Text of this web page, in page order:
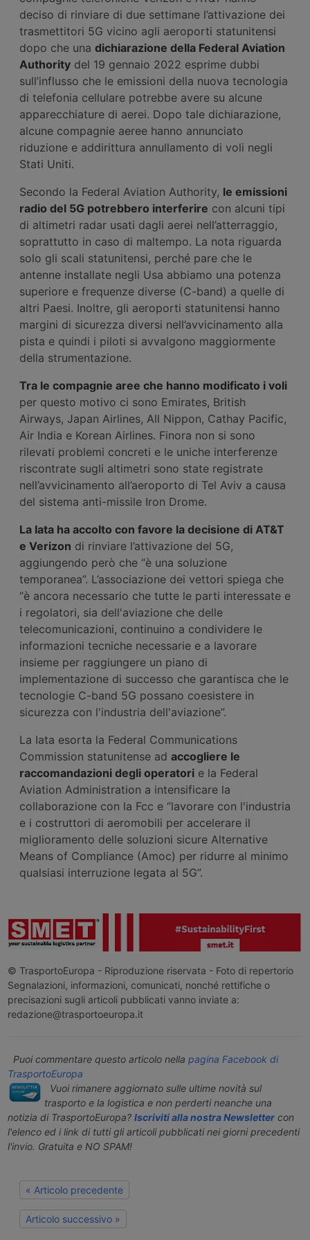
deciso di rinviare di due settimane l’attivazione dei
trasmettitori 5G vicino agli aeroporti statunitensi
dopo che una dichiarazione della Federal Aviation
Authority del 19 gennaio 2022 esprime dubbi
sull’influsso che le emissioni della nuova tecnologia
di telefonia cellulare potrebbe avere su alcune
apparecchiature di aerei. Dopo tale dichiarazione,
alcune compagnie aeree hanno annunciato
riduzione e addirittura annullamento di voli negli
Stati Uniti.
Secondo la Federal Aviation Authority, le emissioni
radio del 5G potrebbero interferire con alcuni tipi
di altimetri radar usati dagli aerei nell’atterraggio,
soprattutto in caso di maltempo. La nota riguarda
solo gli scali statunitensi, perché pare che le
antenne installate negli Usa abbiamo una potenza
superiore e frequenze diverse (C-band) a quelle di
altri Paesi. Inoltre, gli aeroporti statunitensi hanno
margini di sicurezza diversi nell’avvicinamento alla
pista e quindi i piloti si avvalgono maggiormente
della strumentazione.
Tra le compagnie aree che hanno modificato i voli
per questo motivo ci sono Emirates, British
Airways, Japan Airlines, All Nippon, Cathay Pacific,
Air India e Korean Airlines. Finora non si sono
rilevati problemi concreti e le uniche interferenze
riscontrate sugli altimetri sono state registrate
nell’avvicinamento all’aeroporto di Tel Aviv a causa
del sistema anti-missile Iron Drome.
La Iata ha accolto con favore la decisione di AT&T
e Verizon di rinviare l’attivazione del 5G,
aggiungendo però che “è una soluzione
temporanea”. L’associazione dei vettori spiega che
“è ancora necessario che tutte le parti interessate e
i regolatori, sia dell'aviazione che delle
telecomunicazioni, continuino a condividere le
informazioni tecniche necessarie e a lavorare
insieme per raggiungere un piano di
implementazione di successo che garantisca che le
tecnologie C-band 5G possano coesistere in
sicurezza con l'industria dell'aviazione”.
La Iata esorta la Federal Communications
Commission statunitense ad accogliere le
raccomandazioni degli operatori e la Federal
Aviation Administration a intensificare la
collaborazione con la Fcc e “lavorare con l'industria
e i costruttori di aeromobili per accelerare il
miglioramento delle soluzioni sicure Alternative
Means of Compliance (Amoc) per ridurre al minimo
qualsiasi interruzione legata al 5G”.
© TrasportoEuropa - Riproduzione riservata - Foto di repertorio
Segnalazioni, informazioni, comunicati, nonché rettifiche o
precisazioni sugli articoli pubblicati vanno inviate a:
redazione@trasportoeuropa.it
Puoi commentare questo articolo nella pagina Facebook di
TrasportoEuropa
Vuoi rimanere aggiornato sulle ultime novità sul
trasporto e la logistica e non perderti neanche una
notizia di TrasportoEuropa? Iscriviti alla nostra Newslettercon
l'elenco ed i link di tutti gli articoli pubblicati nei giorni precedenti
l'invio. Gratuita e NO SPAM!
« Articolo precedente
Articolo successivo »